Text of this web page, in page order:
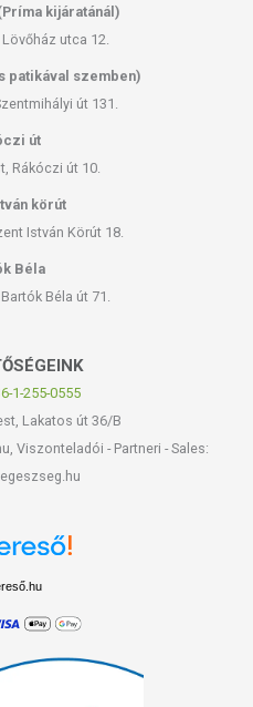
kijáratánál)
utca 12.
patikával szemben)
út 131.
út
Rákóczi út 10.
körút
István Körút 18.
Béla
Béla út 71.
1-255-0555
Lakatos út 36/B
Viszonteladói - Partneri - Sales: